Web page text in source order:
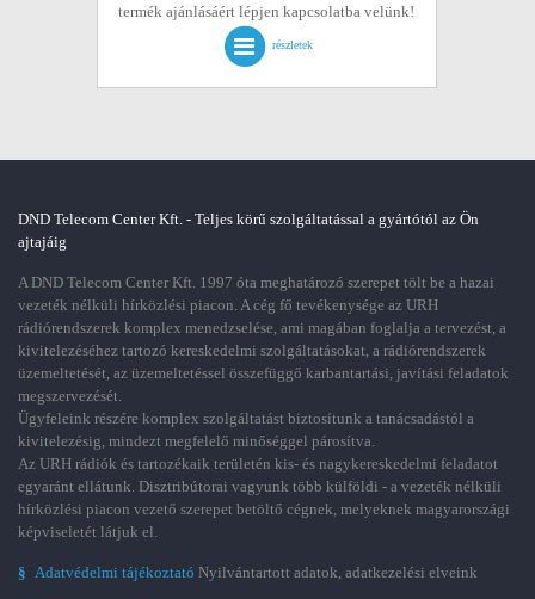
termék ajánlásáért lépjen kapcsolatba velünk!
részletek
DND Telecom Center Kft. - Teljes körű szolgáltatással a gyártótól az Ön
ajtajáig
A DND Telecom Center Kft. 1997 óta meghatározó szerepet tölt be a hazai
vezeték nélküli hírközlési piacon. A cég fő tevékenysége az URH
rádiórendszerek komplex menedzselése, ami magában foglalja a tervezést, a
kivitelezéséhez tartozó kereskedelmi szolgáltatásokat, a rádiórendszerek
üzemeltetését, az üzemeltetéssel összefüggő karbantartási, javítási feladatok
megszervezését.
Ügyfeleink részére komplex szolgáltatást biztosítunk a tanácsadástól a
kivitelezésig, mindezt megfelelő minőséggel párosítva.
Az URH rádiók és tartozékaik területén kis- és nagykereskedelmi feladatot
egyaránt ellátunk. Disztribútorai vagyunk több külföldi - a vezeték nélküli
hírközlési piacon vezető szerepet betöltő cégnek, melyeknek magyarországi
képviseletét látjuk el.
§ Adatvédelmi tájékoztató Nyilvántartott adatok, adatkezelési elveink